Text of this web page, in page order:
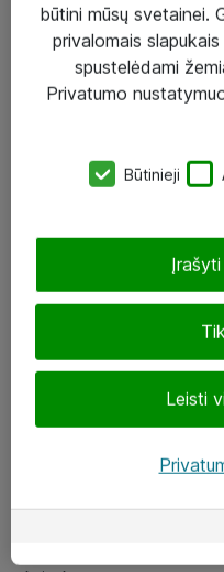
Įgyvendinti projektai
Atea ekspertų patarimai
eShop@atea.lt
LinkedIn
būtini mūsų svetainei.
privalomais
spustelėdami
Privatumo
Būtinieji
Leisti
Įrašyti